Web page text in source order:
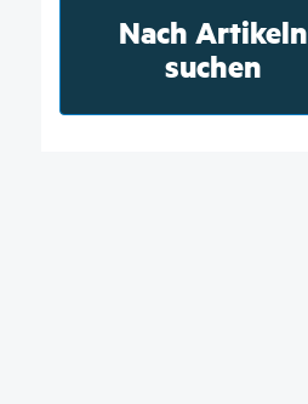
Nach Artikeln
suchen